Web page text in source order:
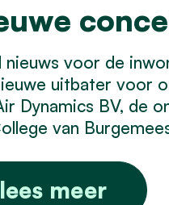
nieuws voor de
uitbater voor
Dynamics BV, de
van
lees meer